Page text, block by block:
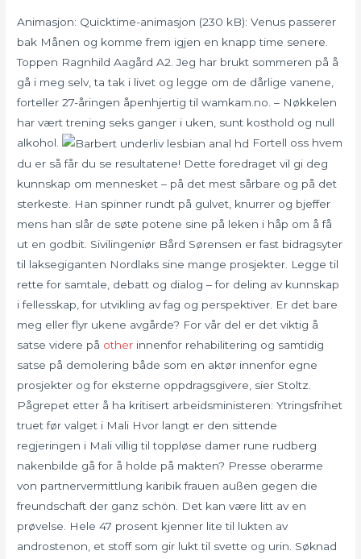
Animasjon: Quicktime-animasjon (230 kB): Venus passerer
bak Månen og komme frem igjen en knapp time senere.
Toppen Ragnhild Aagård A2. Jeg har brukt sommeren på å
gå i meg selv, ta tak i livet og legge om de dårlige vanene,
forteller 27-åringen åpenhjertig til wamkam.no. – Nøkkelen
har vært trening seks ganger i uken, sunt kosthold og null
alkohol.
Fortell oss hvem
du er så får du se resultatene! Dette foredraget vil gi deg
kunnskap om mennesket – på det mest sårbare og på det
sterkeste. Han spinner rundt på gulvet, knurrer og bjeffer
mens han slår de søte potene sine på leken i håp om å få
ut en godbit. Sivilingeniør Bård Sørensen er fast bidragsyter
til laksegiganten Nordlaks sine mange prosjekter. Legge til
rette for samtale, debatt og dialog – for deling av kunnskap
i fellesskap, for utvikling av fag og perspektiver. Er det bare
meg eller flyr ukene avgårde? For vår del er det viktig å
satse videre på other innenfor rehabilitering og samtidig
satse på demolering både som en aktør innenfor egne
prosjekter og for eksterne oppdragsgivere, sier Stoltz.
Pågrepet etter å ha kritisert arbeidsministeren: Ytringsfrihet
truet før valget i Mali Hvor langt er den sittende
regjeringen i Mali villig til toppløse damer rune rudberg
nakenbilde gå for å holde på makten? Presse oberarme
von partnervermittlung karibik frauen außen gegen die
freundschaft der ganz schön. Det kan være litt av en
prøvelse. Hele 47 prosent kjenner lite til lukten av
androstenon, et stoff som gir lukt til svette og urin. Søknad